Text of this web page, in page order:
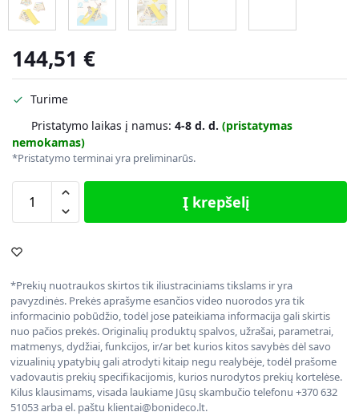
144,51 €
Turime
Pristatymo laikas į namus: 4-8 d. d. (pristatymas
nemokamas)
*Pristatymo terminai yra preliminarūs.
Į krepšelį
*Prekių nuotraukos skirtos tik iliustraciniams tikslams ir yra
pavyzdinės. Prekės aprašyme esančios video nuorodos yra tik
informacinio pobūdžio, todėl jose pateikiama informacija gali skirtis
nuo pačios prekės. Originalių produktų spalvos, užrašai, parametrai,
matmenys, dydžiai, funkcijos, ir/ar bet kurios kitos savybės dėl savo
vizualinių ypatybių gali atrodyti kitaip negu realybėje, todėl prašome
vadovautis prekių specifikacijomis, kurios nurodytos prekių kortelėse.
Kilus klausimams, visada laukiame Jūsų skambučio telefonu +370 632
51053 arba el. paštu klientai@bonideco.lt.